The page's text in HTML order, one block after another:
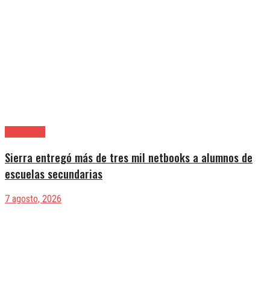
Sierra entregó más de tres mil netbooks a alumnos de
escuelas secundarias
7 agosto, 2026